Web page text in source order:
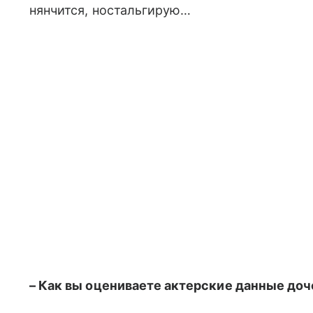
нянчится, ностальгирую…
– Как вы оцениваете актерские данные